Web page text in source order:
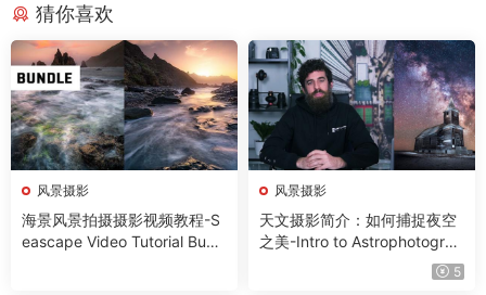
猜你喜欢
风景摄影
海景风景拍摄摄影视频教程-S
eascape Video Tutorial Bund
风景摄影
天文摄影简介：如何捕捉夜空
之美-Intro to Astrophotograp
hy: How to Capture the Beau
ty of the Night Sky with Gar
5